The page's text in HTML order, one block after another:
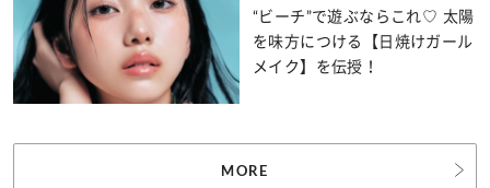
“ビーチ”で遊ぶならこれ♡ 太陽
を味方につける【日焼けガール
メイク】を伝授！
MORE